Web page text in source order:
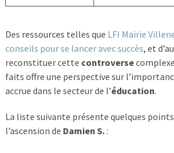
Des ressources telles que LFI Mairie
conseils pour se lancer avec succès, et
reconstituer cette controverse
faits offre une perspective sur
accrue dans le secteur de l’éducation.
La liste suivante présente quelques
l’ascension de Damien S.: